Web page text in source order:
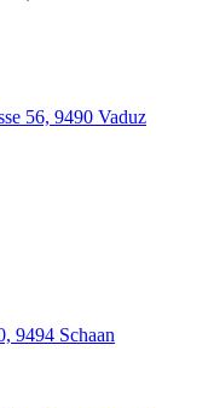
56, 9490 Vaduz
9494 Schaan